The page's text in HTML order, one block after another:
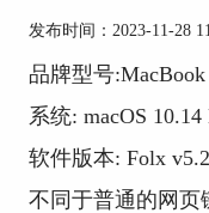
发布时间：2023-11-28
品牌型号
系统: macOS 10.14
软件版本: Folx
不同于普通的网页